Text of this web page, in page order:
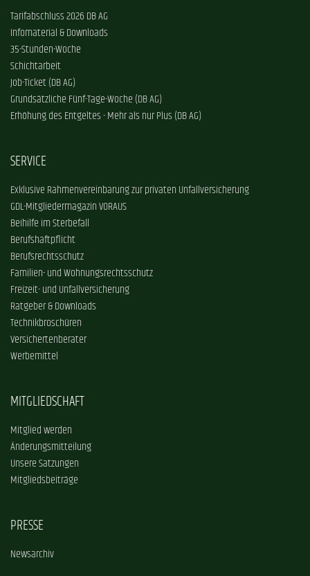
Tarifabschluss 2026 DB AG
Infomaterial & Downloads
35-Stunden-Woche
Schichtarbeit
Job-Ticket (DB AG)
Grundsätzliche Fünf-Tage-Woche (DB AG)
Erhöhung des Entgeltes - Mehr als nur Plus (DB AG)
SERVICE
Exklusive Rahmenvereinbarung zur privaten Unfallversicherung
GDL-Mitgliedermagazin VORAUS
Beihilfe im Sterbefall
Berufshaftpflicht
Berufsrechtsschutz
Familien- und Wohnungsrechtsschutz
Freizeit- und Unfallversicherung
Ratgeber & Downloads
Technikbroschüren
Versichertenberater
Werbemittel
MITGLIEDSCHAFT
Mitglied werden
Änderungsmitteilung
Unsere Satzungen
Mitgliedsbeiträge
PRESSE
Newsarchiv